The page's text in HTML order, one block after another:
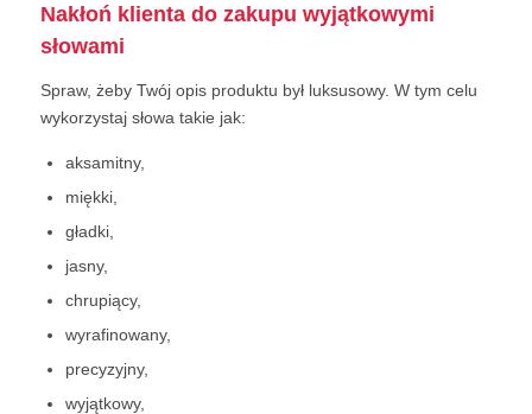
Nakłoń klienta do zakupu wyjątkowymi
słowami
Spraw, żeby Twój opis produktu był luksusowy. W tym celu
wykorzystaj słowa takie jak:
aksamitny,
miękki,
gładki,
jasny,
chrupiący,
wyrafinowany,
precyzyjny,
wyjątkowy,